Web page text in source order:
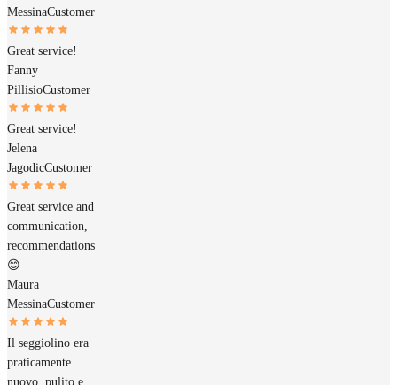
MessinaCustomer
Great service!
Fanny
PillisioCustomer
Great service!
Jelena
JagodicCustomer
Great service and
communication,
recommendations
😊
Maura
MessinaCustomer
Il seggiolino era
praticamente
nuovo, pulito e